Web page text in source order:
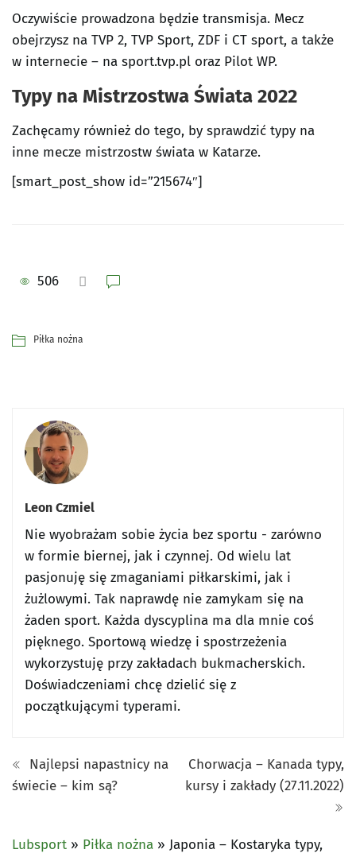
Oczywiście prowadzona będzie transmisja. Mecz
obejrzysz na TVP 2, TVP Sport, ZDF i CT sport, a także
w internecie – na sport.tvp.pl oraz Pilot WP.
Typy na Mistrzostwa Świata 2022
Zachęcamy również do tego, by sprawdzić typy na
inne mecze mistrzostw świata w Katarze.
[smart_post_show id=”215674″]
506
Piłka nożna
Leon Czmiel
Nie wyobrażam sobie życia bez sportu - zarówno
w formie biernej, jak i czynnej. Od wielu lat
pasjonuję się zmaganiami piłkarskimi, jak i
żużlowymi. Tak naprawdę nie zamykam się na
żaden sport. Każda dyscyplina ma dla mnie coś
pięknego. Sportową wiedzę i spostrzeżenia
wykorzystuję przy zakładach bukmacherskich.
Doświadczeniami chcę dzielić się z
początkującymi typerami.
Najlepsi napastnicy na
świecie – kim są?
Chorwacja – Kanada typy,
kursy i zakłady (27.11.2022)
Lubsport » Piłka nożna » Japonia – Kostaryka typy,